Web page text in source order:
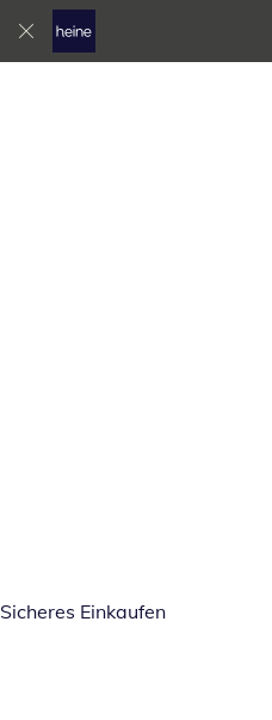
Sicheres Einkaufen